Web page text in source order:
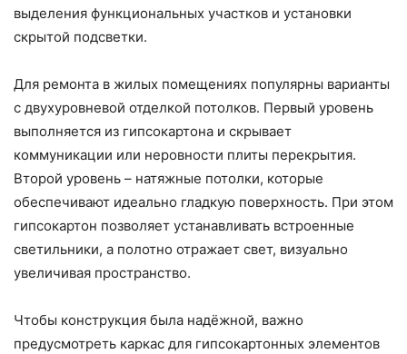
выделения функциональных участков и установки
скрытой подсветки.
Для ремонта в жилых помещениях популярны варианты
с двухуровневой отделкой потолков. Первый уровень
выполняется из гипсокартона и скрывает
коммуникации или неровности плиты перекрытия.
Второй уровень – натяжные потолки, которые
обеспечивают идеально гладкую поверхность. При этом
гипсокартон позволяет устанавливать встроенные
светильники, а полотно отражает свет, визуально
увеличивая пространство.
Чтобы конструкция была надёжной, важно
предусмотреть каркас для гипсокартонных элементов